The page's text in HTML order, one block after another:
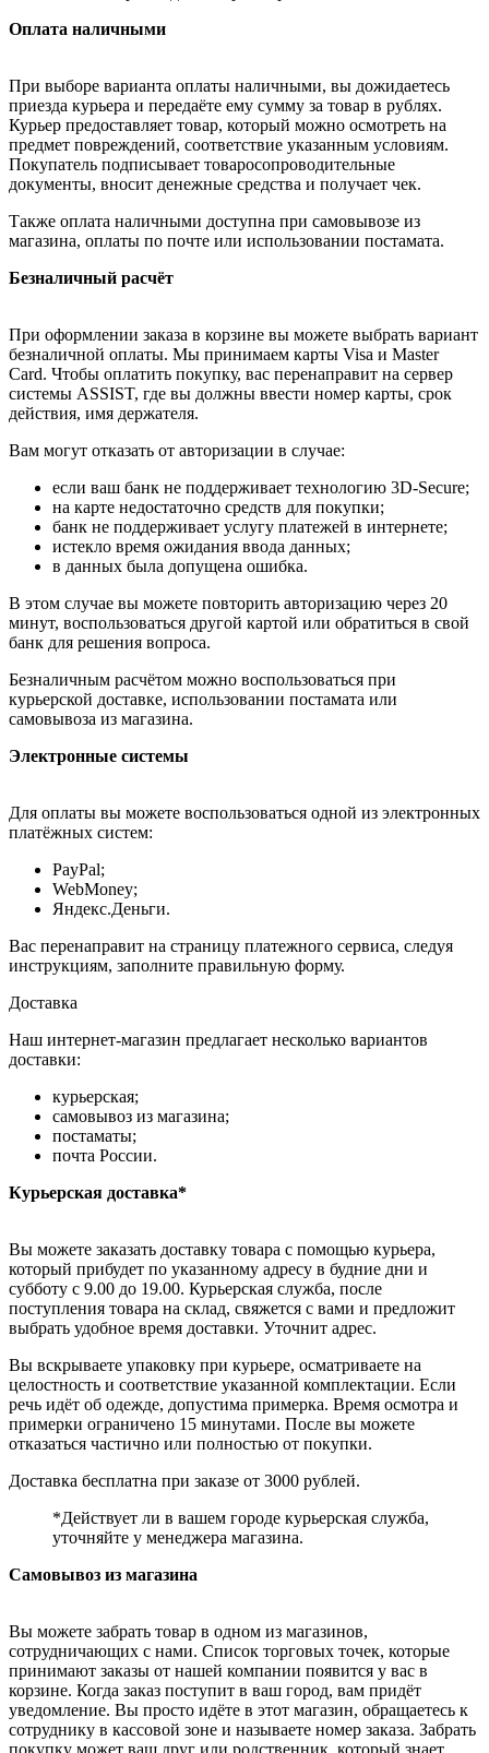
Оплата наличными
При выборе варианта оплаты наличными, вы дожидаетесь
приезда курьера и передаёте ему сумму за товар в рублях.
Курьер предоставляет товар, который можно осмотреть на
предмет повреждений, соответствие указанным условиям.
Покупатель подписывает товаросопроводительные
документы, вносит денежные средства и получает чек.
Также оплата наличными доступна при самовывозе из
магазина, оплаты по почте или использовании постамата.
Безналичный расчёт
При оформлении заказа в корзине вы можете выбрать вариант
безналичной оплаты. Мы принимаем карты Visa и Master
Card. Чтобы оплатить покупку, вас перенаправит на сервер
системы ASSIST, где вы должны ввести номер карты, срок
действия, имя держателя.
Вам могут отказать от авторизации в случае:
если ваш банк не поддерживает технологию 3D-Secure;
на карте недостаточно средств для покупки;
банк не поддерживает услугу платежей в интернете;
истекло время ожидания ввода данных;
в данных была допущена ошибка.
В этом случае вы можете повторить авторизацию через 20
минут, воспользоваться другой картой или обратиться в свой
банк для решения вопроса.
Безналичным расчётом можно воспользоваться при
курьерской доставке, использовании постамата или
самовывоза из магазина.
Электронные системы
Для оплаты вы можете воспользоваться одной из электронных
платёжных систем:
PayPal;
WebMoney;
Яндекс.Деньги.
Вас перенаправит на страницу платежного сервиса, следуя
инструкциям, заполните правильную форму.
Доставка
Наш интернет-магазин предлагает несколько вариантов
доставки:
курьерская;
самовывоз из магазина;
постаматы;
почта России.
Курьерская доставка*
Вы можете заказать доставку товара с помощью курьера,
который прибудет по указанному адресу в будние дни и
субботу с 9.00 до 19.00. Курьерская служба, после
поступления товара на склад, свяжется с вами и предложит
выбрать удобное время доставки. Уточнит адрес.
Вы вскрываете упаковку при курьере, осматриваете на
целостность и соответствие указанной комплектации. Если
речь идёт об одежде, допустима примерка. Время осмотра и
примерки ограничено 15 минутами. После вы можете
отказаться частично или полностью от покупки.
Доставка бесплатна при заказе от 3000 рублей.
*Действует ли в вашем городе курьерская служба,
уточняйте у менеджера магазина.
Самовывоз из магазина
Вы можете забрать товар в одном из магазинов,
сотрудничающих с нами. Список торговых точек, которые
принимают заказы от нашей компании появится у вас в
корзине. Когда заказ поступит в ваш город, вам придёт
уведомление. Вы просто идёте в этот магазин, обращаетесь к
сотруднику в кассовой зоне и называете номер заказа. Забрать